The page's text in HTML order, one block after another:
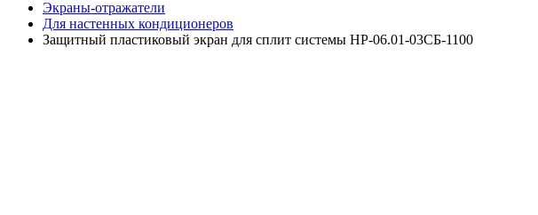
Экраны-отражатели
Для настенных кондиционеров
Защитный пластиковый экран для сплит системы НР-06.01-03СБ-1100